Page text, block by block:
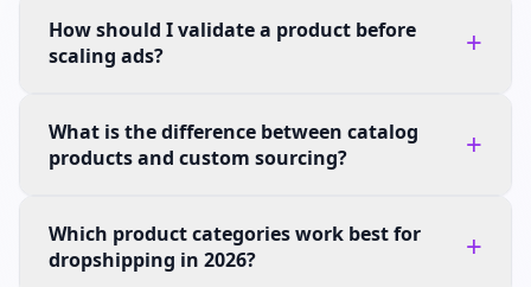
How should I validate a product before
scaling ads?
+
What is the difference between catalog
products and custom sourcing?
+
Which product categories work best for
dropshipping in 2026?
+